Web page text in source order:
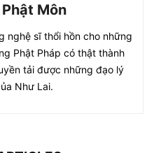
Môn
nghệ sĩ thổi hồn cho những
Phật Pháp có thật thành
tải được những đạo lý
Như Lai.